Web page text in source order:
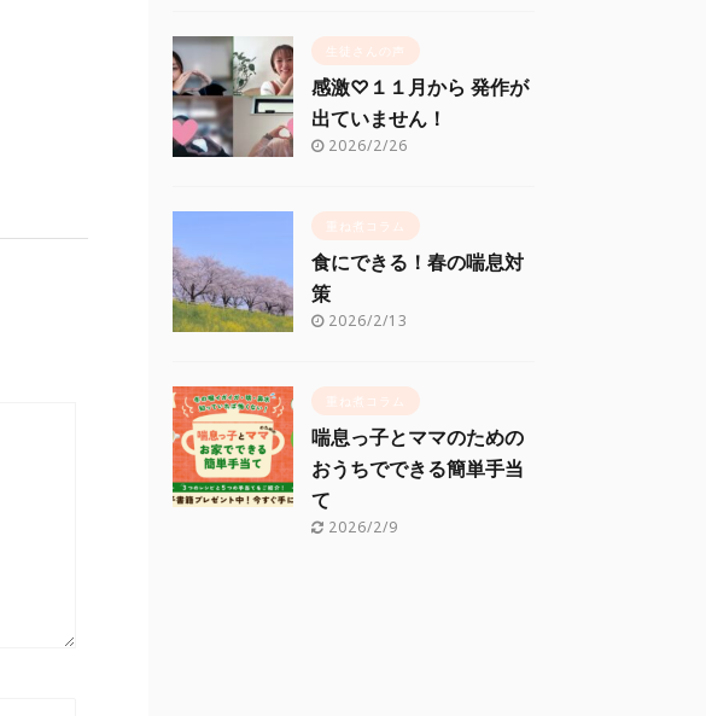
生徒さんの声
感激♡１１月から 発作が
出ていません！
2026/2/26
重ね煮コラム
食にできる！春の喘息対
策
2026/2/13
重ね煮コラム
喘息っ子とママのための
おうちでできる簡単手当
て
2026/2/9